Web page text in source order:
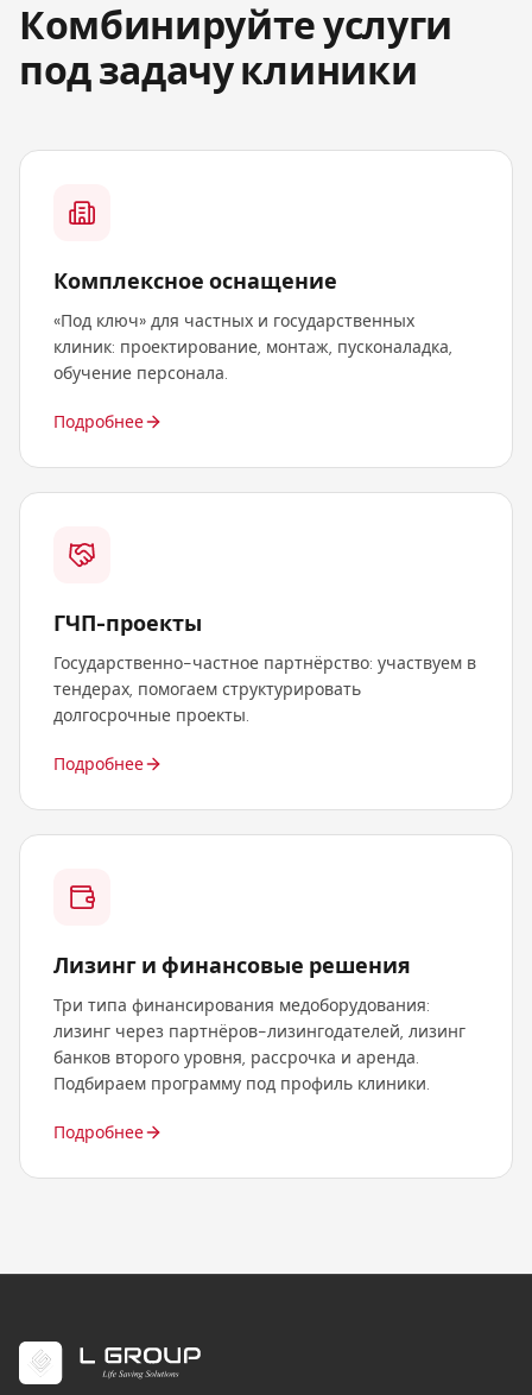
Комбинируйте услуги
под задачу клиники
Комплексное оснащение
«Под ключ» для частных и государственных
клиник: проектирование, монтаж, пусконаладка,
обучение персонала.
Подробнее
ГЧП-проекты
Государственно-частное партнёрство: участвуем в
тендерах, помогаем структурировать
долгосрочные проекты.
Подробнее
Лизинг и финансовые решения
Три типа финансирования медоборудования:
лизинг через партнёров-лизингодателей, лизинг
банков второго уровня, рассрочка и аренда.
Подбираем программу под профиль клиники.
Подробнее